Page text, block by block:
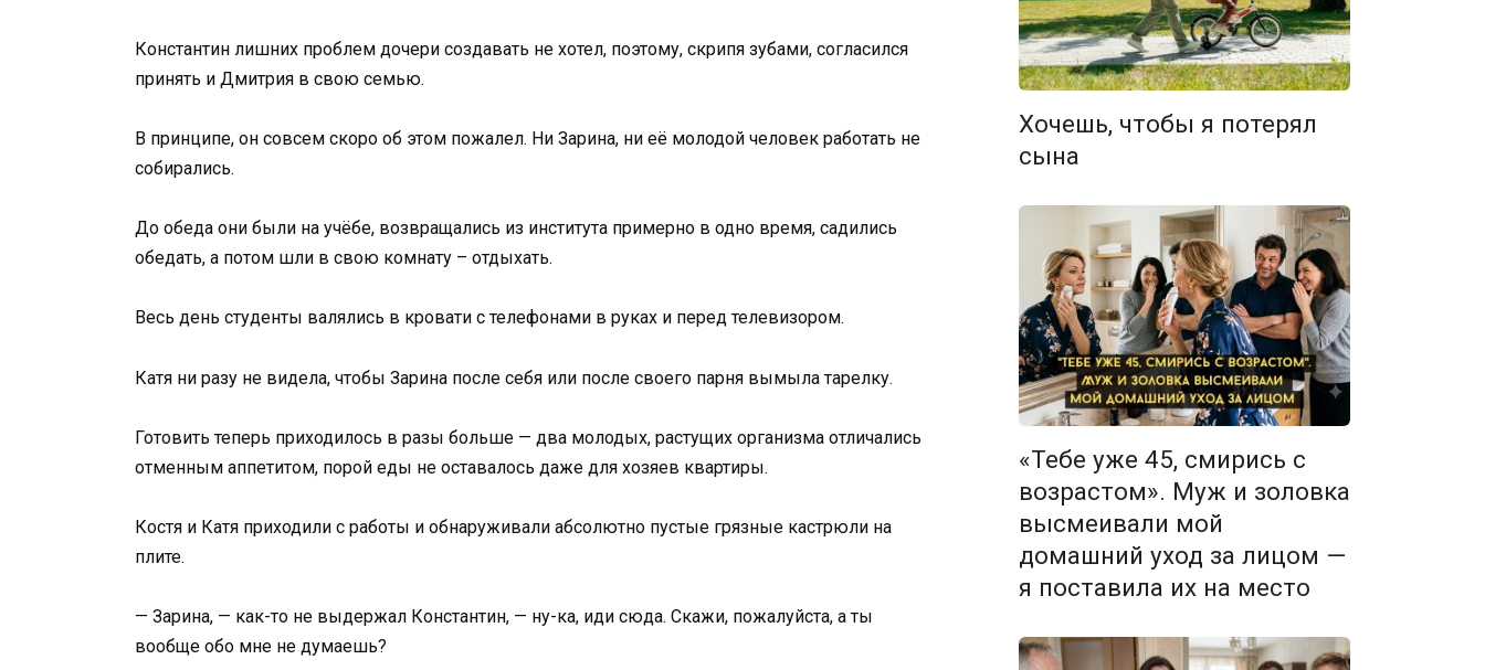
Константин лишних проблем дочери создавать не хотел, поэтому, скрипя зубами, согласился
принять и Дмитрия в свою семью.
В принципе, он совсем скоро об этом пожалел. Ни Зарина, ни её молодой человек работать не
собирались.
До обеда они были на учёбе, возвращались из института примерно в одно время, садились
обедать, а потом шли в свою комнату – отдыхать.
Весь день студенты валялись в кровати с телефонами в руках и перед телевизором.
Катя ни разу не видела, чтобы Зарина после себя или после своего парня вымыла тарелку.
Готовить теперь приходилось в разы больше — два молодых, растущих организма отличались
отменным аппетитом, порой еды не оставалось даже для хозяев квартиры.
Костя и Катя приходили с работы и обнаруживали абсолютно пустые грязные кастрюли на
плите.
— Зарина, — как-то не выдержал Константин, — ну-ка, иди сюда. Скажи, пожалуйста, а ты
вообще обо мне не думаешь?
Хочешь, чтобы я потерял
сына
«Тебе уже 45, смирись с
возрастом». Муж и золовка
высмеивали мой
домашний уход за лицом —
я поставила их на место